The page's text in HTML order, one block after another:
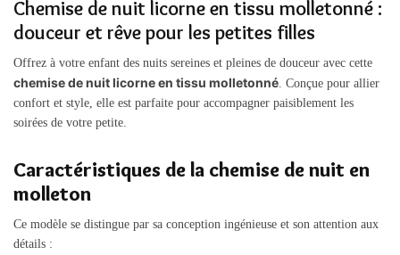
Chemise de nuit licorne en tissu molletonné :
douceur et rêve pour les petites filles
Offrez à votre enfant des nuits sereines et pleines de douceur avec cette
chemise de nuit licorne en tissu molletonné. Conçue pour allier
confort et style, elle est parfaite pour accompagner paisiblement les
soirées de votre petite.
Caractéristiques de la chemise de nuit en
molleton
Ce modèle se distingue par sa conception ingénieuse et son attention aux
détails :